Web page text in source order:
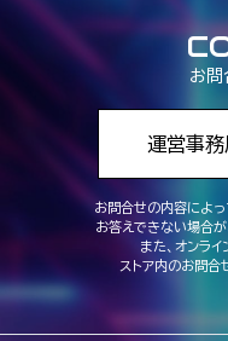
お問
運営事務
お問合せの内容によ
お答えできない場合
また、オンラ
ストア内のお問合